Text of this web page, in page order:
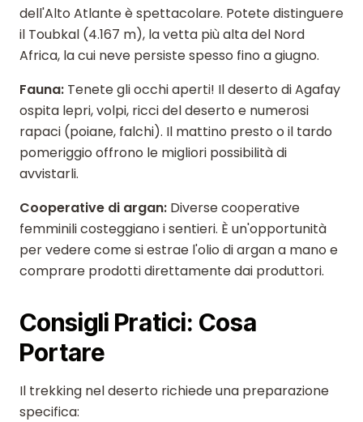
dell'Alto Atlante è spettacolare. Potete distinguere
il Toubkal (4.167 m), la vetta più alta del Nord
Africa, la cui neve persiste spesso fino a giugno.
Fauna: Tenete gli occhi aperti! Il deserto di Agafay
ospita lepri, volpi, ricci del deserto e numerosi
rapaci (poiane, falchi). Il mattino presto o il tardo
pomeriggio offrono le migliori possibilità di
avvistarli.
Cooperative di argan: Diverse cooperative
femminili costeggiano i sentieri. È un'opportunità
per vedere come si estrae l'olio di argan a mano e
comprare prodotti direttamente dai produttori.
Consigli Pratici: Cosa
Portare
Il trekking nel deserto richiede una preparazione
specifica: